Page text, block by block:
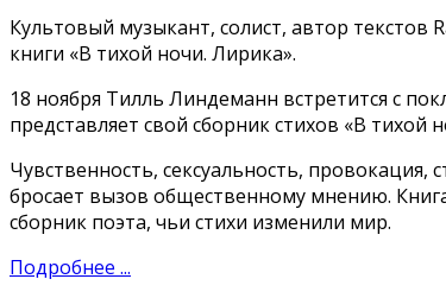
Культовый музыкант, солист, автор текстов
книги «В тихой ночи. Лирика».
18 ноября Тилль Линдеманн встретится с
представляет свой сборник стихов «В тихой
Чувственность, сексуальность, провокация,
бросает вызов общественному мнению.
сборник поэта, чьи стихи изменили мир.
Подробнее ...